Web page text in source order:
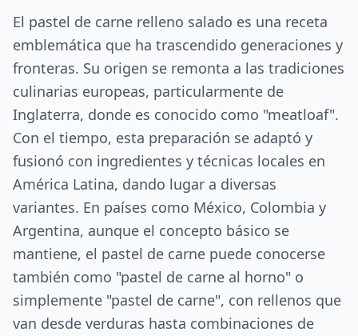
El pastel de carne relleno salado es una receta
emblemática que ha trascendido generaciones y
fronteras. Su origen se remonta a las tradiciones
culinarias europeas, particularmente de
Inglaterra, donde es conocido como "meatloaf".
Con el tiempo, esta preparación se adaptó y
fusionó con ingredientes y técnicas locales en
América Latina, dando lugar a diversas
variantes. En países como México, Colombia y
Argentina, aunque el concepto básico se
mantiene, el pastel de carne puede conocerse
también como "pastel de carne al horno" o
simplemente "pastel de carne", con rellenos que
van desde verduras hasta combinaciones de